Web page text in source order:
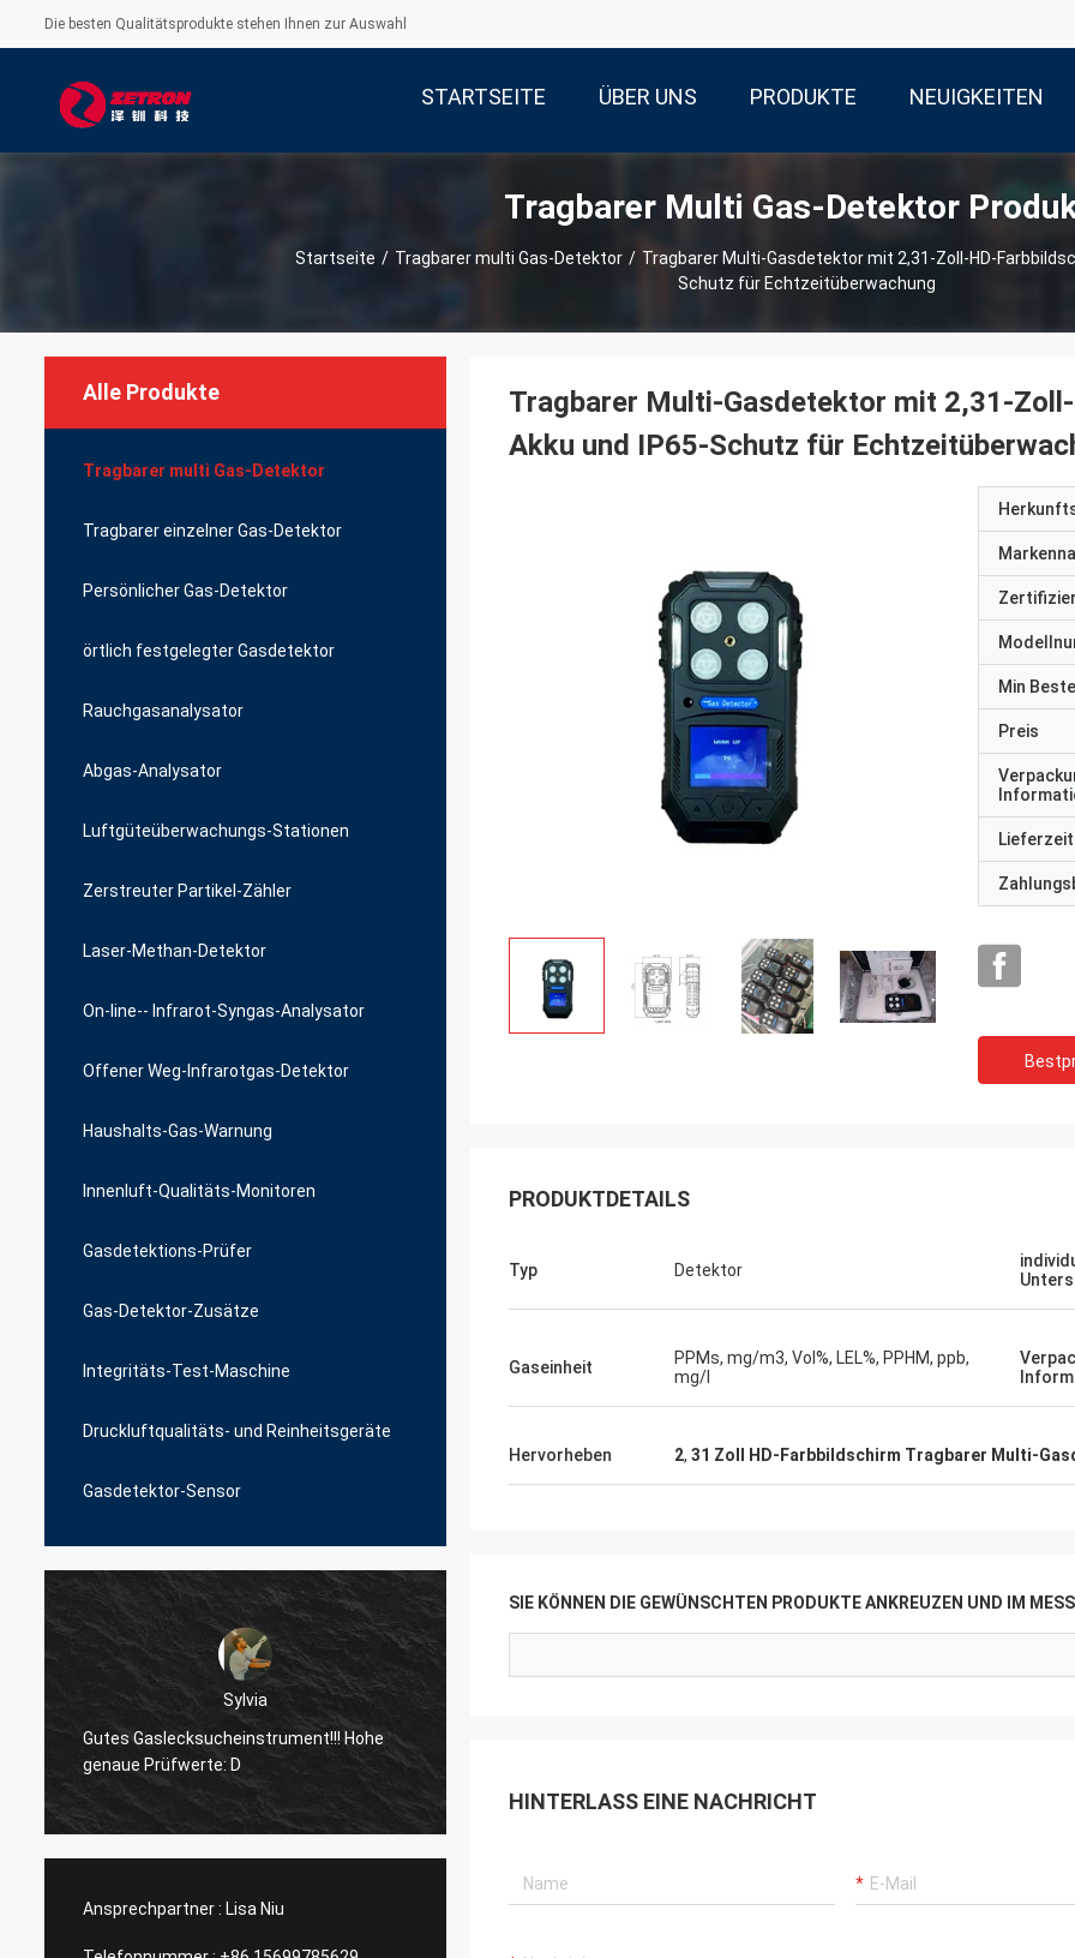
Die besten Qualitätsprodukte stehen Ihnen zur Auswahl
STARTSEITE ÜBER UNS PRODUKTE NEUIGKEITEN
Tragbarer Multi Gas-Detektor
Startseite / Tragbarer multi Gas-Detektor / Tragbarer Multi-Gasdetektor mit 2,31-Zoll-HD-
Schutz für Echtzeitüberwachung
Alle Produkte
Tragbarer multi Gas-Detektor
Tragbarer einzelner Gas-Detektor
Persönlicher Gas-Detektor
örtlich festgelegter Gasdetektor
Rauchgasanalysator
Abgas-Analysator
Luftgüteüberwachungs-Stationen
Zerstreuter Partikel-Zähler
Laser-Methan-Detektor
On-line-- Infrarot-Syngas-Analysator
Offener Weg-Infrarotgas-Detektor
Haushalts-Gas-Warnung
Innenluft-Qualitäts-Monitoren
Gasdetektions-Prüfer
Gas-Detektor-Zusätze
Integritäts-Test-Maschine
Druckluftqualitäts- und Reinheitsgeräte
Gasdetektor-Sensor
Dora
Hallo, benutzte ich bereits die Ausrüstung
in einer Aluminiumschmelzanlage in
Mexiko und ich wurde durch die Funktion
von der Laser-Gerät Ihre Firma überrascht.
Dora
Ansprechpartner : Lisa Niu
Tragbarer Multi-Gasdetektor mit 2,31-
Akku und IP65-Schutz für
Min
Preis
Lieferzeit
PRODUKTDETAILS
Typ Detektor
Gaseinheit
PPMs, mg/m3, Vol%, LEL%, PPHM, ppb,
mg/l
Hervorheben 2, 31 Zoll HD-Farbbildschirm Tragbarer Multi-
SIE KÖNNEN DIE GEWÜNSCHTEN PRODUKTE ANKREUZEN UND IM
HINTERLASS EINE NACHRICHT